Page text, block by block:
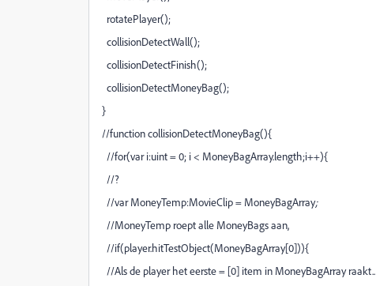
rotatePlayer();
collisionDetectWall();
collisionDetectFinish();
collisionDetectMoneyBag();
}
//function collisionDetectMoneyBag(){
//for(var i:uint = 0; i < MoneyBagArray.length;i++){
//?
//var MoneyTemp:MovieClip = MoneyBagArray;
//MoneyTemp roept alle MoneyBags aan,
//if(player.hitTestObject(MoneyBagArray[0])){
//Als de player het eerste = [0] item in MoneyBagArray raakt..